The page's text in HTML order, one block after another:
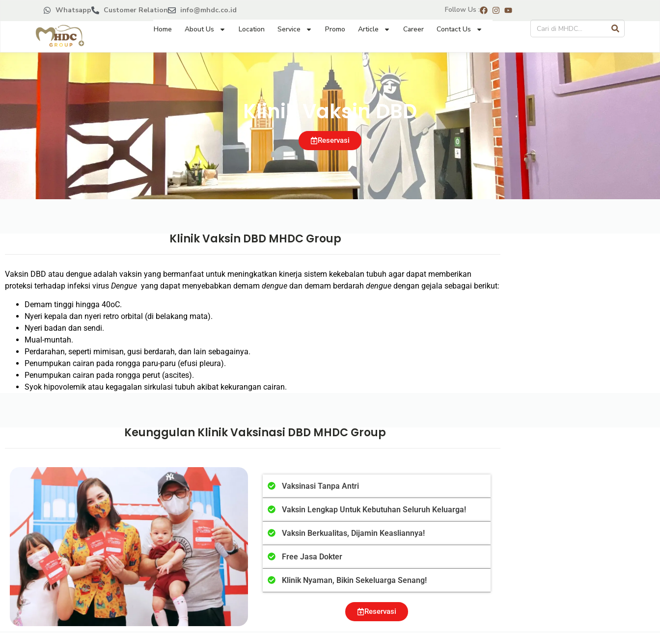
Whatsapp Customer Relation info@mhdc.co.id Follow Us :
Home About Us Location Service Promo Article Career Contact Us
Klinik Vaksin DBD
Reservasi
Klinik Vaksin DBD MHDC Group
Vaksin DBD atau dengue adalah vaksin yang bermanfaat untuk meningkatkan kinerja sistem kekebalan tubuh agar dapat memberikan
proteksi terhadap infeksi virus Dengue yang dapat menyebabkan demam dengue dan demam berdarah dengue dengan gejala sebagai berikut:
Demam tinggi hingga 40oC.
Nyeri kepala dan nyeri retro orbital (di belakang mata).
Nyeri badan dan sendi.
Mual-muntah.
Perdarahan, seperti mimisan, gusi berdarah, dan lain sebagainya.
Penumpukan cairan pada rongga paru-paru (efusi pleura).
Penumpukan cairan pada rongga perut (ascites).
Syok hipovolemik atau kegagalan sirkulasi tubuh akibat kekurangan cairan.
Keunggulan Klinik Vaksinasi DBD MHDC Group
Vaksinasi Tanpa Antri
Vaksin Lengkap Untuk Kebutuhan Seluruh Keluarga!
Vaksin Berkualitas, Dijamin Keasliannya!
Free Jasa Dokter
Klinik Nyaman, Bikin Sekeluarga Senang!
Reservasi